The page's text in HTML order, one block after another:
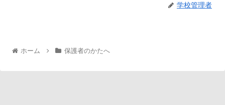
学校管理者
ホーム 保護者のかたへ